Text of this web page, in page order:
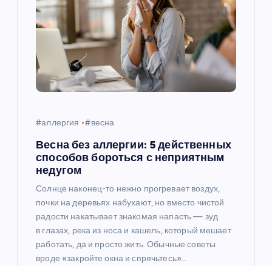
#аллергия #весна
Весна без аллергии: 5 действенных
способов бороться с неприятным
недугом
Солнце наконец-то нежно прогревает воздух,
почки на деревьях набухают, но вместо чистой
радости накатывает знакомая напасть — зуд
в глазах, река из носа и кашель, который мешает
работать, да и просто жить. Обычные советы
вроде «закройте окна и спрячьтесь»…